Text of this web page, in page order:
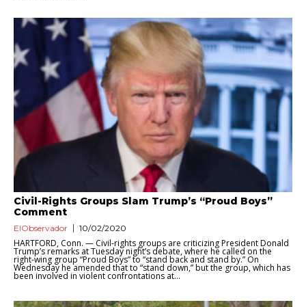
Civil-Rights Groups Slam Trump’s “Proud Boys”
Comment
ElObservador 10/02/2020
HARTFORD, Conn. — Civil-rights groups are criticizing President Donald
Trump’s remarks at Tuesday night’s debate, where he called on the
right-wing group “Proud Boys” to “stand back and stand by.” On
Wednesday he amended that to “stand down,” but the group, which has
been involved in violent confrontations at...